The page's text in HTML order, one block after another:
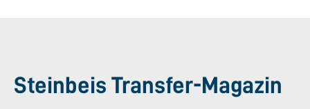
Steinbeis Transfer-Magazin